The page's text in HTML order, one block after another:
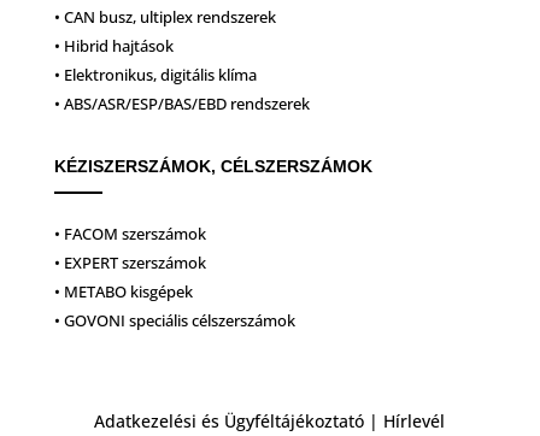
• CAN busz, ultiplex rendszerek
• Hibrid hajtások
• Elektronikus, digitális klíma
• ABS/ASR/ESP/BAS/EBD rendszerek
KÉZISZERSZÁMOK, CÉLSZERSZÁMOK
• FACOM szerszámok
• EXPERT szerszámok
• METABO kisgépek
• GOVONI speciális célszerszámok
Adatkezelési és Ügyféltájékoztató | Hírlevél